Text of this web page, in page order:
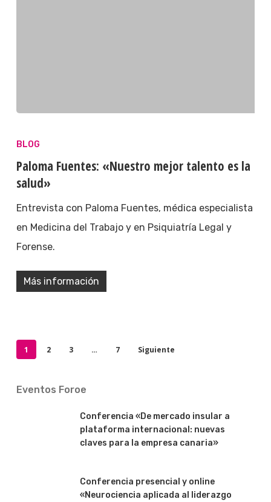
BLOG
Paloma Fuentes: «Nuestro mejor talento es la
salud»
Entrevista con Paloma Fuentes, médica especialista
en Medicina del Trabajo y en Psiquiatría Legal y
Forense.
Más información
1 2 3 … 7 Siguiente
Eventos Foroe
Conferencia «De mercado insular a
plataforma internacional: nuevas
claves para la empresa canaria»
Conferencia presencial y online
«Neurociencia aplicada al liderazgo